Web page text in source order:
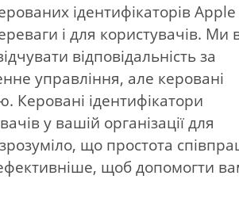
ідентифікаторів Apple
і для користувачів. Ми
відповідальність за
управління, але керовані
ідентифікатори
у вашій організації для
що простота
щоб допомогти